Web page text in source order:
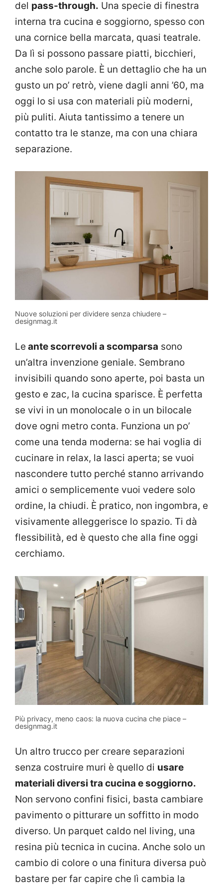
del pass-through. Una specie di finestra
interna tra cucina e soggiorno, spesso con
una cornice bella marcata, quasi teatrale.
Da lì si possono passare piatti, bicchieri,
anche solo parole. È un dettaglio che ha un
gusto un po’ retrò, viene dagli anni ’60, ma
oggi lo si usa con materiali più moderni,
più puliti. Aiuta tantissimo a tenere un
contatto tra le stanze, ma con una chiara
separazione.
Nuove soluzioni per dividere senza chiudere –
designmag.it
Le ante scorrevoli a scomparsa sono
un’altra invenzione geniale. Sembrano
invisibili quando sono aperte, poi basta un
gesto e zac, la cucina sparisce. È perfetta
se vivi in un monolocale o in un bilocale
dove ogni metro conta. Funziona un po’
come una tenda moderna: se hai voglia di
cucinare in relax, la lasci aperta; se vuoi
nascondere tutto perché stanno arrivando
amici o semplicemente vuoi vedere solo
ordine, la chiudi. È pratico, non ingombra, e
visivamente alleggerisce lo spazio. Ti dà
flessibilità, ed è questo che alla fine oggi
cerchiamo.
Più privacy, meno caos: la nuova cucina che piace –
designmag.it
Un altro trucco per creare separazioni
senza costruire muri è quello di usare
materiali diversi tra cucina e soggiorno.
Non servono confini fisici, basta cambiare
pavimento o pitturare un soffitto in modo
diverso. Un parquet caldo nel living, una
resina più tecnica in cucina. Anche solo un
cambio di colore o una finitura diversa può
bastare per far capire che lì cambia la